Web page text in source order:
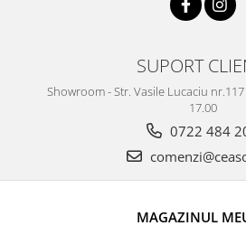
SUPORT
Showroom - Str. Vasile Lucaciu
17.00
0722 484
MAGAZINUL